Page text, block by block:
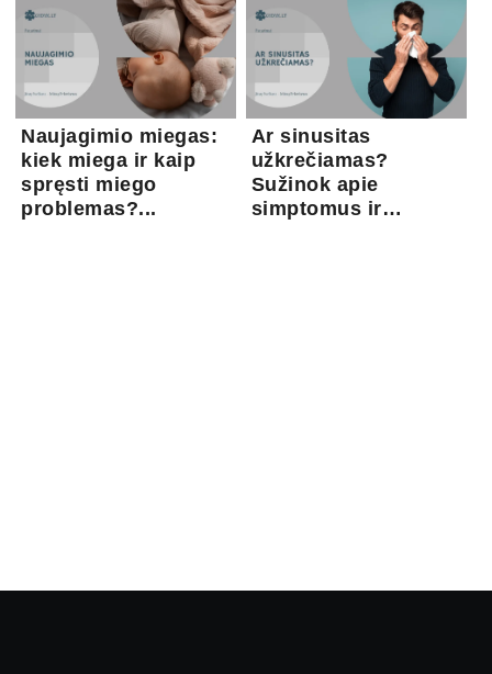
Naujagimio miegas:
kiek miega ir kaip
spręsti miego
problemas?...
Ar sinusitas
užkrečiamas?
Sužinok apie
simptomus ir